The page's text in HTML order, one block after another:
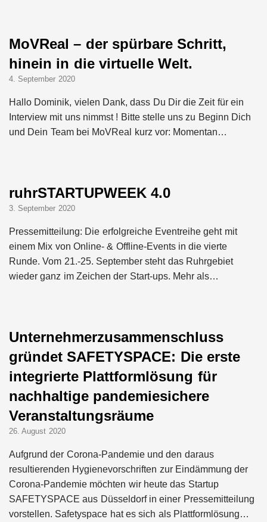
MoVReal – der spürbare Schritt,
hinein in die virtuelle Welt.
4. September 2020
Hallo Dominik, vielen Dank, dass Du Dir die Zeit für ein
Interview mit uns nimmst ! Bitte stelle uns zu Beginn Dich
und Dein Team bei MoVReal kurz vor: Momentan…
ruhrSTARTUPWEEK 4.0
3. September 2020
Pressemitteilung: Die erfolgreiche Eventreihe geht mit
einem Mix von Online- & Offline-Events in die vierte
Runde. Vom 21.-25. September steht das Ruhrgebiet
wieder ganz im Zeichen der Start-ups. Mehr als…
Unternehmerzusammenschluss
gründet SAFETYSPACE: Die erste
integrierte Plattformlösung für
nachhaltige pandemiesichere
Veranstaltungsräume
26. August 2020
Aufgrund der Corona-Pandemie und den daraus
resultierenden Hygienevorschriften zur Eindämmung der
Corona-Pandemie möchten wir heute das Startup
SAFETYSPACE aus Düsseldorf in einer Pressemitteilung
vorstellen. Safetyspace hat es sich als Plattformlösung…
Investoren ein
Green Club will eine Million
Green Club sichert sich
über 2 Millionen Euro
Stuttgart
aus Palmblättern
Green Club statt Pottsalat:
Fusion und Rebranding
Choosy KI diese Frage
Essener Start-up Staige
bp investiert 7,5 Mio. Euro
in den EV-Ladedienstleister
A-Finanzierungsrunde
Greenlyte Carbon
Technologies baut
industrielle CO2
Staubsauger, um
schädliches
Kohlenstoffdioxid aus der